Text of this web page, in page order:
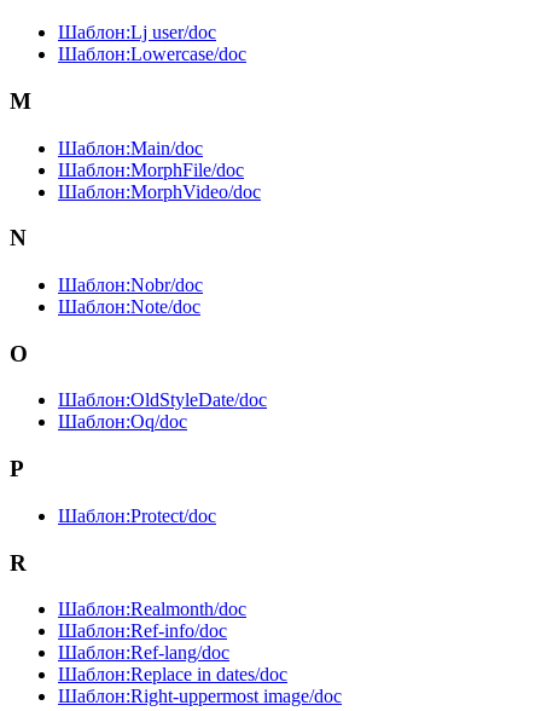
Шаблон:Lj user/doc
Шаблон:Lowercase/doc
M
Шаблон:Main/doc
Шаблон:MorphFile/doc
Шаблон:MorphVideo/doc
N
Шаблон:Nobr/doc
Шаблон:Note/doc
O
Шаблон:OldStyleDate/doc
Шаблон:Oq/doc
P
Шаблон:Protect/doc
R
Шаблон:Realmonth/doc
Шаблон:Ref-info/doc
Шаблон:Ref-lang/doc
Шаблон:Replace in dates/doc
Шаблон:Right-uppermost image/doc